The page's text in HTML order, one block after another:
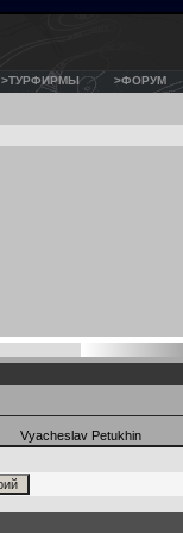
>ТУРФИРМЫ >ФОРУМ
Vyacheslav Petukhin